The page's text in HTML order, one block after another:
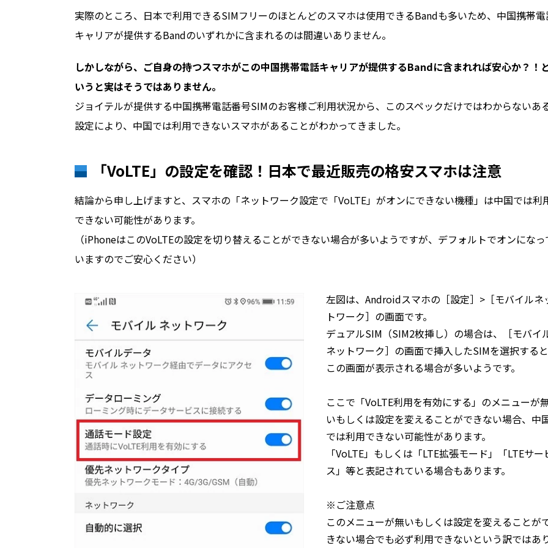
実際のところ、日本で利用できるSIMフリーのほとんどのスマホは使用できるBandも多いため、中国携帯
キャリアが提供するBandのいずれかに含まれるのは間違いありません。
しかしながら、ご自身の持つスマホがこの中国携帯電話キャリアが提供するBandに含まれれば安心か？！
いうと実はそうではありません。
ジョイテルが提供する中国携帯電話番号SIMのお客様ご利用状況から、このスペックだけではわからないあ
設定により、中国では利用できないスマホがあることがわかってきました。
「VoLTE」の設定を確認！日本で最近販売の格安スマホは注意
結論から申し上げますと、スマホの「ネットワーク設定で「VoLTE」がオンにできない機種」は中国では利
できない可能性があります。
（iPhoneはこのVoLTEの設定を切り替えることができない場合が多いようですが、デフォルトでオンになっ
いますのでご安心ください）
左図は、Androidスマホの［設定］>［モバイルネ
トワーク］の画面です。
デュアルSIM（SIM2枚挿し）の場合は、［モバイ
ネットワーク］の画面で挿入したSIMを選択すると
この画面が表示される場合が多いようです。
ここで「VoLTE利用を有効にする」のメニューが
いもしくは設定を変えることができない場合、中
では利用できない可能性があります。
「VoLTE」もしくは「LTE拡張モード」「LTEサー
ス」等と表記されている場合もあります。
※ご注意点
このメニューが無いもしくは設定を変えることが
きない場合でも必ず利用できないという訳ではあ